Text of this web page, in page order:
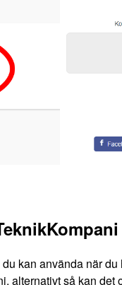
kan använda när
alternativt så kan